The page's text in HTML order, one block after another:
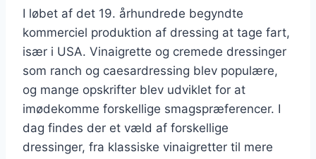
I løbet af det 19. århundrede begyndte
kommerciel produktion af dressing at tage fart,
især i USA. Vinaigrette og cremede dressinger
som ranch og caesardressing blev populære,
og mange opskrifter blev udviklet for at
imødekomme forskellige smagspræferencer. I
dag findes der et væld af forskellige
dressinger, fra klassiske vinaigretter til mere